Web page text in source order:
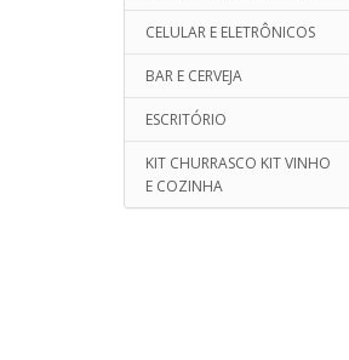
CELULAR E ELETRÔNICOS
BAR E CERVEJA
ESCRITÓRIO
KIT CHURRASCO KIT VINHO
E COZINHA